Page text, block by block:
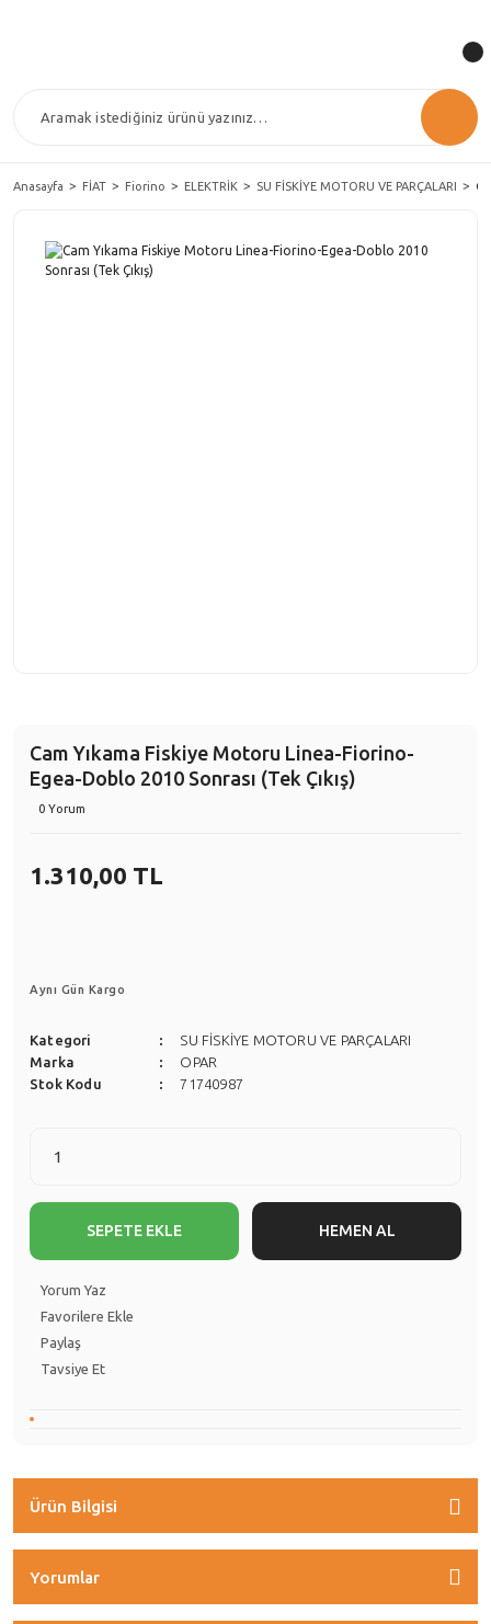
Anasayfa FİAT Fiorino ELEKTRİK SU FİSKİYE MOTORU VE PARÇALARI
Cam Yıkama Fiskiye Motoru Linea-Fiorino-
Egea-Doblo 2010 Sonrası (Tek Çıkış)
0 Yorum
1.310,00 TL
Aynı Gün Kargo
Kategori
SU FİSKİYE MOTORU VE PARÇALARI
Marka
OPAR
Stok Kodu
71740987
SEPETE EKLE HEMEN AL
Yorum Yaz
Paylaş
Tavsiye Et
Ürün Bilgisi
Yorumlar